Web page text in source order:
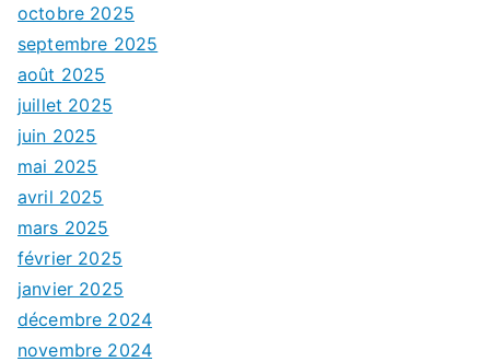
octobre 2025
septembre 2025
août 2025
juillet 2025
juin 2025
mai 2025
avril 2025
mars 2025
février 2025
janvier 2025
décembre 2024
novembre 2024